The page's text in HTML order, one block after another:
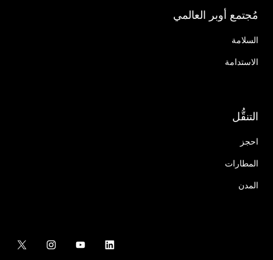
مُجتمع أوبر العالمي
السلامة
الاستدامة
التنقُّل
احجز
المطارات
المدن